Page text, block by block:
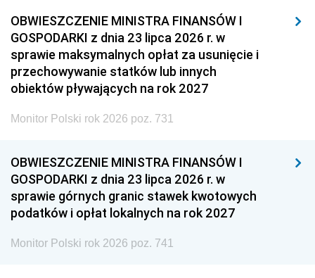
OBWIESZCZENIE MINISTRA FINANSÓW I
GOSPODARKI z dnia 23 lipca 2026 r. w
sprawie maksymalnych opłat za usunięcie i
przechowywanie statków lub innych
obiektów pływających na rok 2027
Monitor Polski rok 2026 poz. 731
OBWIESZCZENIE MINISTRA FINANSÓW I
GOSPODARKI z dnia 23 lipca 2026 r. w
sprawie górnych granic stawek kwotowych
podatków i opłat lokalnych na rok 2027
Monitor Polski rok 2026 poz. 741